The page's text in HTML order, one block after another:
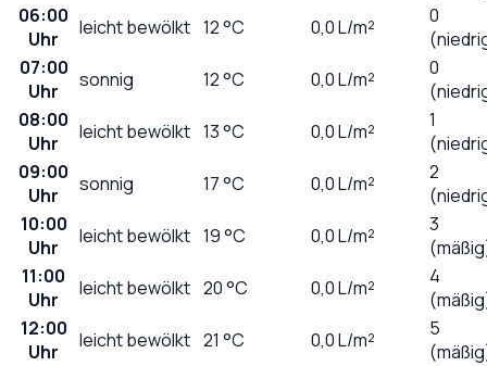
06:00
Uhr
leicht bewölkt 12°C 0,0L/m²
0
07:00
Uhr
sonnig 12°C 0,0L/m²
0
08:00
Uhr
leicht bewölkt 13°C 0,0L/m²
1
09:00
Uhr
sonnig 17°C 0,0L/m²
2
10:00
Uhr
leicht bewölkt 19°C 0,0L/m²
3
11:00
Uhr
leicht bewölkt 20°C 0,0L/m²
4
12:00
Uhr
leicht bewölkt 21 °C 0,0L/m²
5